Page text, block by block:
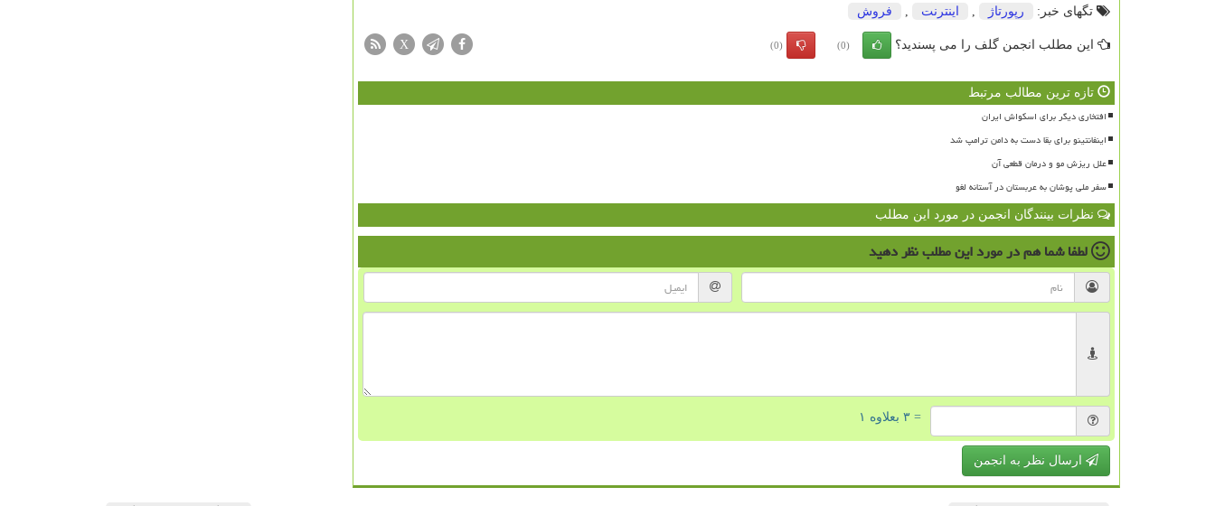
تگهای خبر: رپورتاژ , اینترنت , فروش
این مطلب انجمن گلف را می پسندید؟ (0)
(0)
X
تازه ترین مطالب مرتبط
افتخاری دیگر برای اسکواش ایران
اینفانتینو برای بقا دست به دامن ترامپ شد
علل ریزش مو و درمان قطعی آن
سفر ملی پوشان به عربستان در آستانه لغو
نظرات بینندگان انجمن در مورد این مطلب
لطفا شما همدر مورد این مطلبنظر دهید
= ۳ بعلاوه ۱
ارسال نظر به انجمن